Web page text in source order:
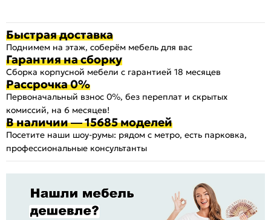
Быстрая доставка
Поднимем на этаж, соберём мебель для вас
Гарантия на сборку
Сборка корпусной мебели с гарантией 18 месяцев
Рассрочка 0%
Первоначальный взнос 0%, без переплат и скрытых
комиссий, на 6 месяцев!
В наличии — 15685 моделей
Посетите наши шоу-румы: рядом с метро, есть парковка,
профессиональные консультанты